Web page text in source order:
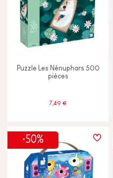
Puzzle Les Nénuphars 500
pièces
7,49 €
-50%